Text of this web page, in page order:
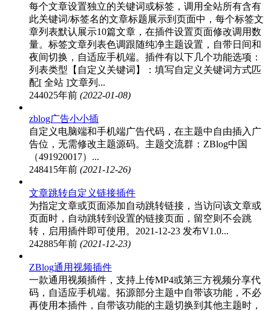
每个文章设置独立的关键词或标签，调用全站所有含有
此关键词/标签名的文章标题展示到页面中，每个标签文
章列表默认展示10篇文章，在插件设置页面修改调用数
量。标签文章列表色调跟随纯净主题设置，自带日间和
夜间切换，自适应手机端。插件有以下几个功能选项：
列表类型【自定义关键词】：填写自定义关键词方式匹
配[ 全站 ]文章列...
244025年前 (2022-01-08)
zblog广告小小插
自定义电脑端和手机端广告代码，在主题中自由插入广
告位，无需修改主题源码。主题交流群：ZBlog中国
（491920017）...
24841 5年前 (2021-12-26)
文章跳转自定义链接插件
为指定文章或页面添加自动跳转链接，当访问该文章或
页面时，自动跳转到设置的链接页面，留空则不会跳
转，启用插件即可使用。2021-12-23 发布V1.0...
242885年前 (2021-12-23)
ZBlog通用视频插件
一款通用视频插件，支持上传MP4或第三方视频分享代
码，自适应手机端。拓源部分主题中自带该功能，不必
再使用本插件，自带该功能的主题切换到其他主题时，